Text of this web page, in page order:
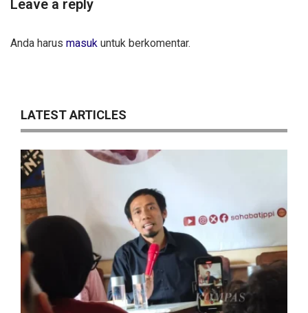
Leave a reply
Anda harus masuk untuk berkomentar.
LATEST ARTICLES